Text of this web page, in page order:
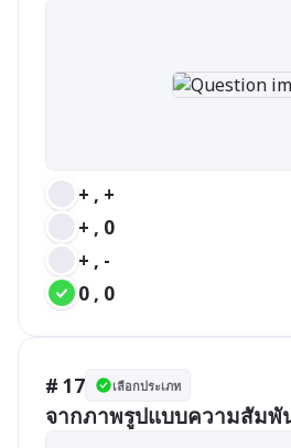
+ , +
+ , 0
+ , -
0 , 0
# 17 เลือกประเภท
จากภาพรูปแบบความสัมพั